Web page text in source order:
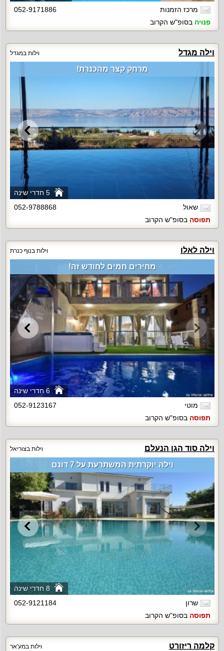
מרכז הזמנות
052-9171886
פנויה בסופ"ש הקרוב
וילה מגדל וילות במגדל
5 חדרי שינה
מרחק קצר מהכנרת!
שאול
052-9788868
תפוסה בסופ"ש הקרוב
וילה לאלו וילות בנוף כנרת
6 חדרי שינה
מחירים חמים לחודש זה!
מוטי
052-9123167
תפוסה בסופ"ש הקרוב
וילה סוד הגן הנעלם וילות בצוריאל
8 חדרי שינה
וילה יוקרתית המשתרעת על 7 דונם
שרון
052-9121184
תפוסה בסופ"ש הקרוב
קלמה ריזורט וילות במע'אר